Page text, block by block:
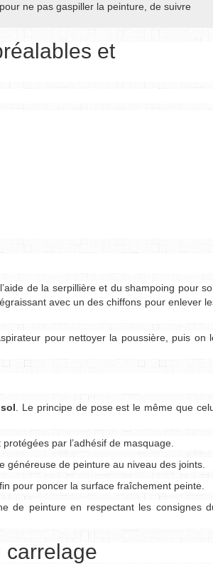
ne pas gaspiller la peinture, de suivre
et
de la serpillière et du shampoing pour
avec un des chiffons pour enlever
pour nettoyer la poussière, puis on
. Le principe de pose est le même que
par l’adhésif de masquage.
généreuse de peinture au niveau des joints.
pour poncer la surface fraîchement peinte.
de peinture en respectant les consignes
carrelage